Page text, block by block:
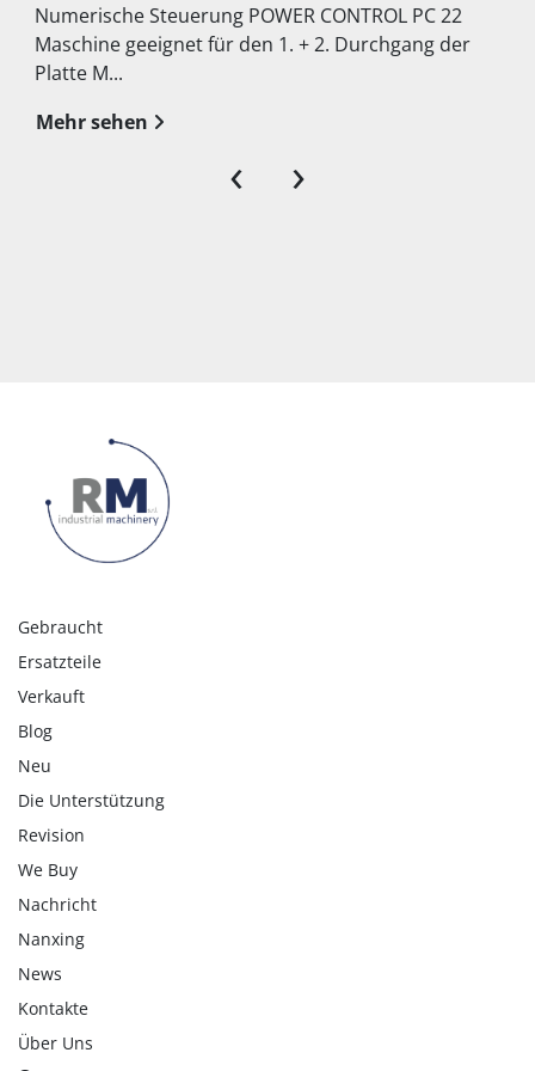
Numerische Steuerung POWER CONTROL PC 22
Maschine geeignet für den 1. + 2. Durchgang der
Platte M...
Mehr sehen
‹ ›
Gebraucht
Ersatzteile
Verkauft
Blog
Neu
Die Unterstützung
Revision
We Buy
Nachricht
Nanxing
News
Kontakte
Über Uns